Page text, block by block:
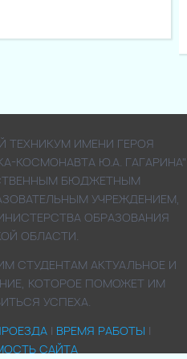
ТЕХНИКУМ ИМЕНИ ГЕРОЯ
КОСМОНАВТА Ю.А. ГАГАРИНА"
БЮДЖЕТНЫМ
УЧРЕЖДЕНИЕМ,
ОБРАЗОВАНИЯ
ОБЛАСТИ.
СТУДЕНТАМ АКТУАЛЬНОЕ И
КОТОРОЕ ПОМОЖЕТ ИМ
УСПЕХА.
| ВРЕМЯ РАБОТЫ |
САЙТА